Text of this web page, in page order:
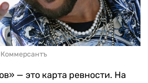
— это карта ревности. На